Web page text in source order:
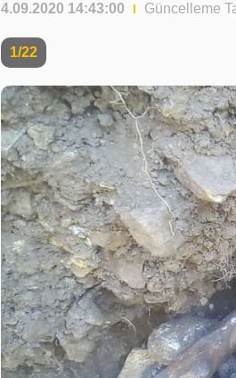
4.09.2020 14:43:00 Güncelleme
1/22